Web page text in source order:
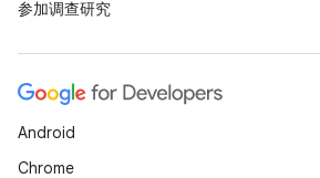
参加调查研究
Android
Chrome